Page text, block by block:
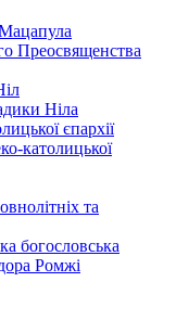
Преосвященства
Ніла
єпархії
католицької
та
богословська
Ромжі